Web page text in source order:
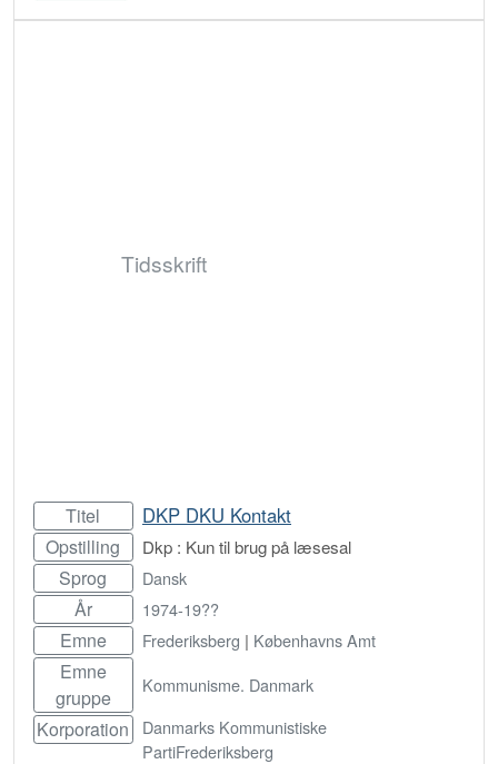
Bestil
Tidsskrift
Titel DKP DKU Kontakt
Opstilling Dkp : Kun til brug på læsesal
Sprog Dansk
År 1974-19??
Emne Frederiksberg | Københavns Amt
Emne
gruppe
Kommunisme. Danmark
Korporation
Danmarks Kommunistiske
PartiFrederiksberg